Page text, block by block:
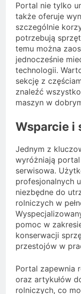
Portal nie tylko
także oferuje
szczególnie
potrzebują
temu można
jednocześnie
technologii.
sekcję z
znaleźć
maszyn w
Wsparcie i
Jednym z
wyróżniają
serwisowa.
profesjonalnych
niezbędne do
rolniczych w
pomoc w
konserwacji
przestojów w
Portal zapewnia
oraz artykułów
rolniczych, co